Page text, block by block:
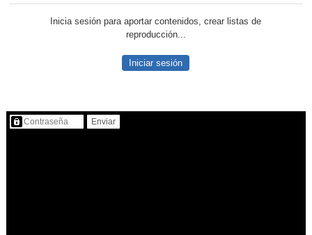
Inicia sesión para aportar contenidos, crear listas de
reproducción...
Iniciar sesión
Contenido protegido…